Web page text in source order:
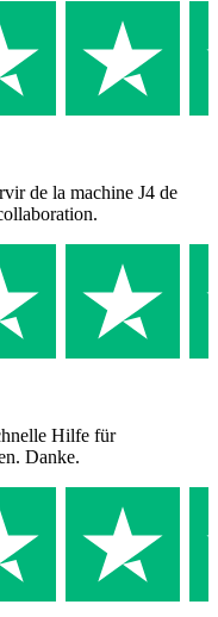
de la machine J4 de
Hilfe für
Danke.